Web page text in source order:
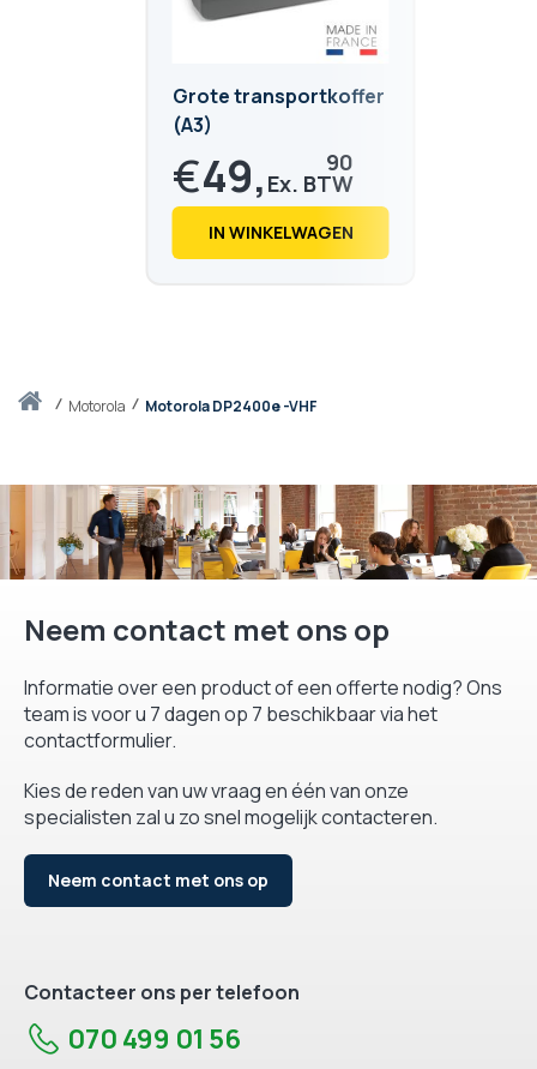
Thuismotorola Motorola DP2400e -VHF
Grote transportkoffer
(A3)
€49, 90
€ 60,
IN WINKELWAGEN
Neem contact met ons op
Informatie over een product of een offerte nodig? Ons
team is voor u 7 dagen op 7 beschikbaar via het
contactformulier.
Kies de reden van uw vraag en één van onze
specialisten zal u zo snel mogelijk contacteren.
Neem contact met ons op
Contacteer ons per telefoon
070 499 01 56